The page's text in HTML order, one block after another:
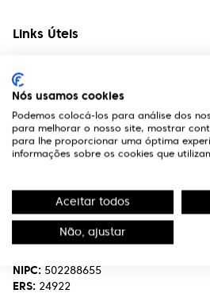
Links Úteis
Contactos
Edifício Premium
R. Miguel Serrano, nº 9 - 3º
1495-173 Algés
Chamada para a rede fixa nacional.
optivisao@optivisao.pt
NIPC: 502288655
ERS: 24922
Nós usamos cookies
Podemos colocá-los para análise dos
para melhorar o nosso site, mostrar
para lhe proporcionar uma óptima
informações sobre os cookies que
Aceitar todos
Não, ajustar